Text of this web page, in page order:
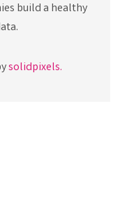
build a healthy
solidpixels.